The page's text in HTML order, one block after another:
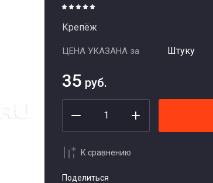
Крепёж
ЦЕНА УКАЗАНА за Штуку
35 руб.
К сравнению
Поделиться